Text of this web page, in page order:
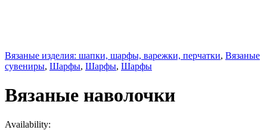
Вязаные изделия: шапки, шарфы, варежки, перчатки, Вязаные
сувениры, Шарфы, Шарфы, Шарфы
Вязаные наволочки
Availability: